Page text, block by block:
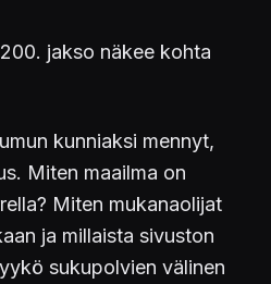
jakso näkee kohta
kunniaksi mennyt,
Miten maailma on
Miten mukanaolijat
ja millaista sivuston
sukupolvien välinen